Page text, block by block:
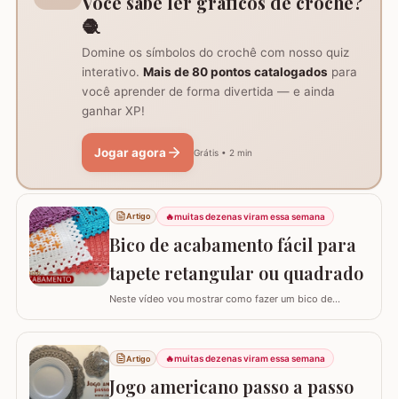
🧶
Domine os símbolos do crochê com nosso quiz
interativo. Mais de 80 pontos catalogados para
você aprender de forma divertida — e ainda
ganhar XP!
Jogar agora Grátis • 2 min
Artigo 🔥muitas dezenas viram essa semana
Bico de acabamento fácil para
tapete retangular ou quadrado
Neste vídeo vou mostrar como fazer um bico de
retangular ou quadrado. Fiz o bico de acabamento em 4
modelos de tapete com tamanhos e larguras diferentes
e assim consigo explicar algumas formas fáceis de
adaptar para outros tamanhos. No vídeo utilizei…
Artigo 🔥muitas dezenas viram essa semana
Jogo americano passo a passo